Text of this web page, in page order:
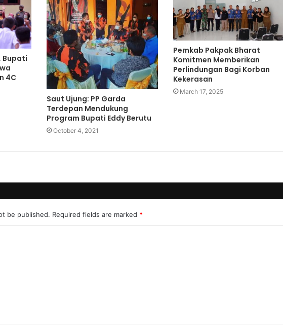
Bupati
4C
Saut Ujung: PP Garda
Terdepan Mendukung
Program Bupati Eddy Berutu
October 4, 2021
Pemkab Pakpak Bharat
Komitmen Memberikan
Perlindungan Bagi Korban
Kekerasan
March 17, 2025
be published. Required fields are marked *